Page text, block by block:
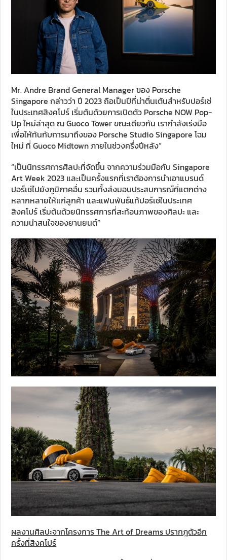
Mr. Andre Brand General Manager ของ Porsche
Singapore กล่าวว่า ปี 2023 ถือเป็นปีที่น่าตื่นเต้นสำหรับปอร์เช่
ในประเทศสิงคโปร์ เริ่มต้นด้วยการเปิดตัว Porsche NOW Pop-
Up ใหม่ล่าสุด ณ Guoco Tower ขณะเดียวกัน เรากำลังเร่งมือ
เพื่อให้ทันกับการมาถึงของ Porsche Studio Singapore โฉม
ใหม่ ที่ Guoco Midtown ภายในช่วงครึ่งปีหลัง”
“เป็นนิทรรศการศิลปะที่จัดขึ้น จากความร่วมมือกับ Singapore
Art Week 2023 และเป็นครั้งแรกที่เราต้องการนำเอาแบรนด์
ปอร์เช่ไปยังภูมิภาคอื่น รวมทั้งส่งมอบประสบการณ์ที่แตกต่าง
หลากหลายให้แก่ลูกค้า และแฟนพันธ์แท้ปอร์เช่ในประเทศ
สิงคโปร์ เริ่มต้นด้วยนิทรรศการที่สะท้อนภาพของศิลปะ และ
ความน่าสนใจของยานยนต์”
ผลงานศิลปะจากโครงการ The Art of Dreams ปรากฎตัวอีก
ครั้งที่สิงคโปร์